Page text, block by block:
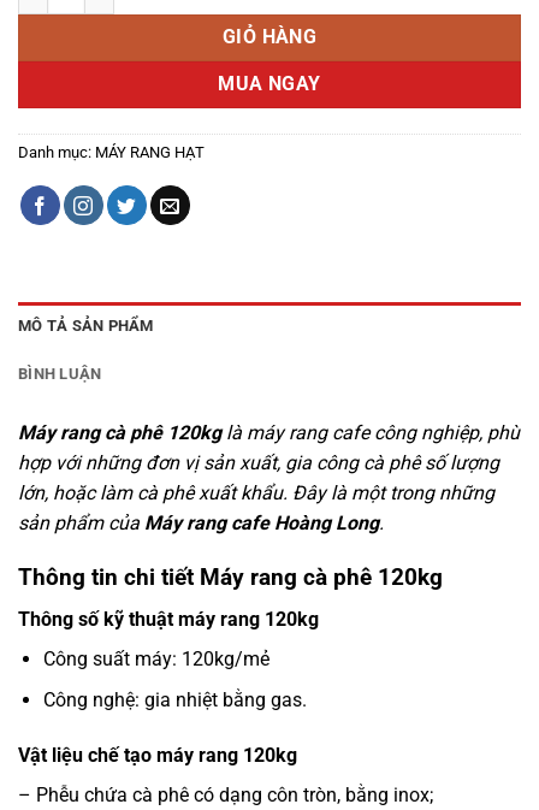
GIỎ HÀNG
MUA NGAY
Danh mục: MÁY RANG HẠT
MÔ TẢ SẢN PHẨM
BÌNH LUẬN
Máy rang cà phê 120kglà máy rang cafe công nghiệp, phù
hợp với những đơn vị sản xuất, gia công cà phê số lượng
lớn, hoặc làm cà phê xuất khẩu. Đây là một trong những
sản phẩm của Máy rang cafe Hoàng Long.
Thông tin chi tiết Máy rang cà phê 120kg
Thông số kỹ thuật máy rang 120kg
Công suất máy: 120kg/mẻ
Công nghệ: gia nhiệt bằng gas.
Vật liệu chế tạo máy rang 120kg
– Phễu chứa cà phê có dạng côn tròn, bằng inox;